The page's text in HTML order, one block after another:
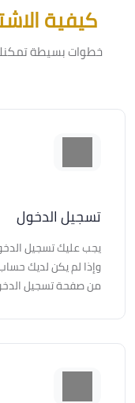
كيفية
خطوات بسيطة تمكنك
تسجيل الدخول
يجب عليك تسجيل
وإذا لم يكن لديك
من صفحة تسجيل